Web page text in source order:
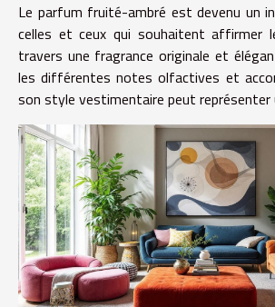
Le parfum fruité-ambré est devenu un
celles et ceux qui souhaitent affirmer
travers une fragrance originale et
les différentes notes olfactives et
son style vestimentaire peut représenter